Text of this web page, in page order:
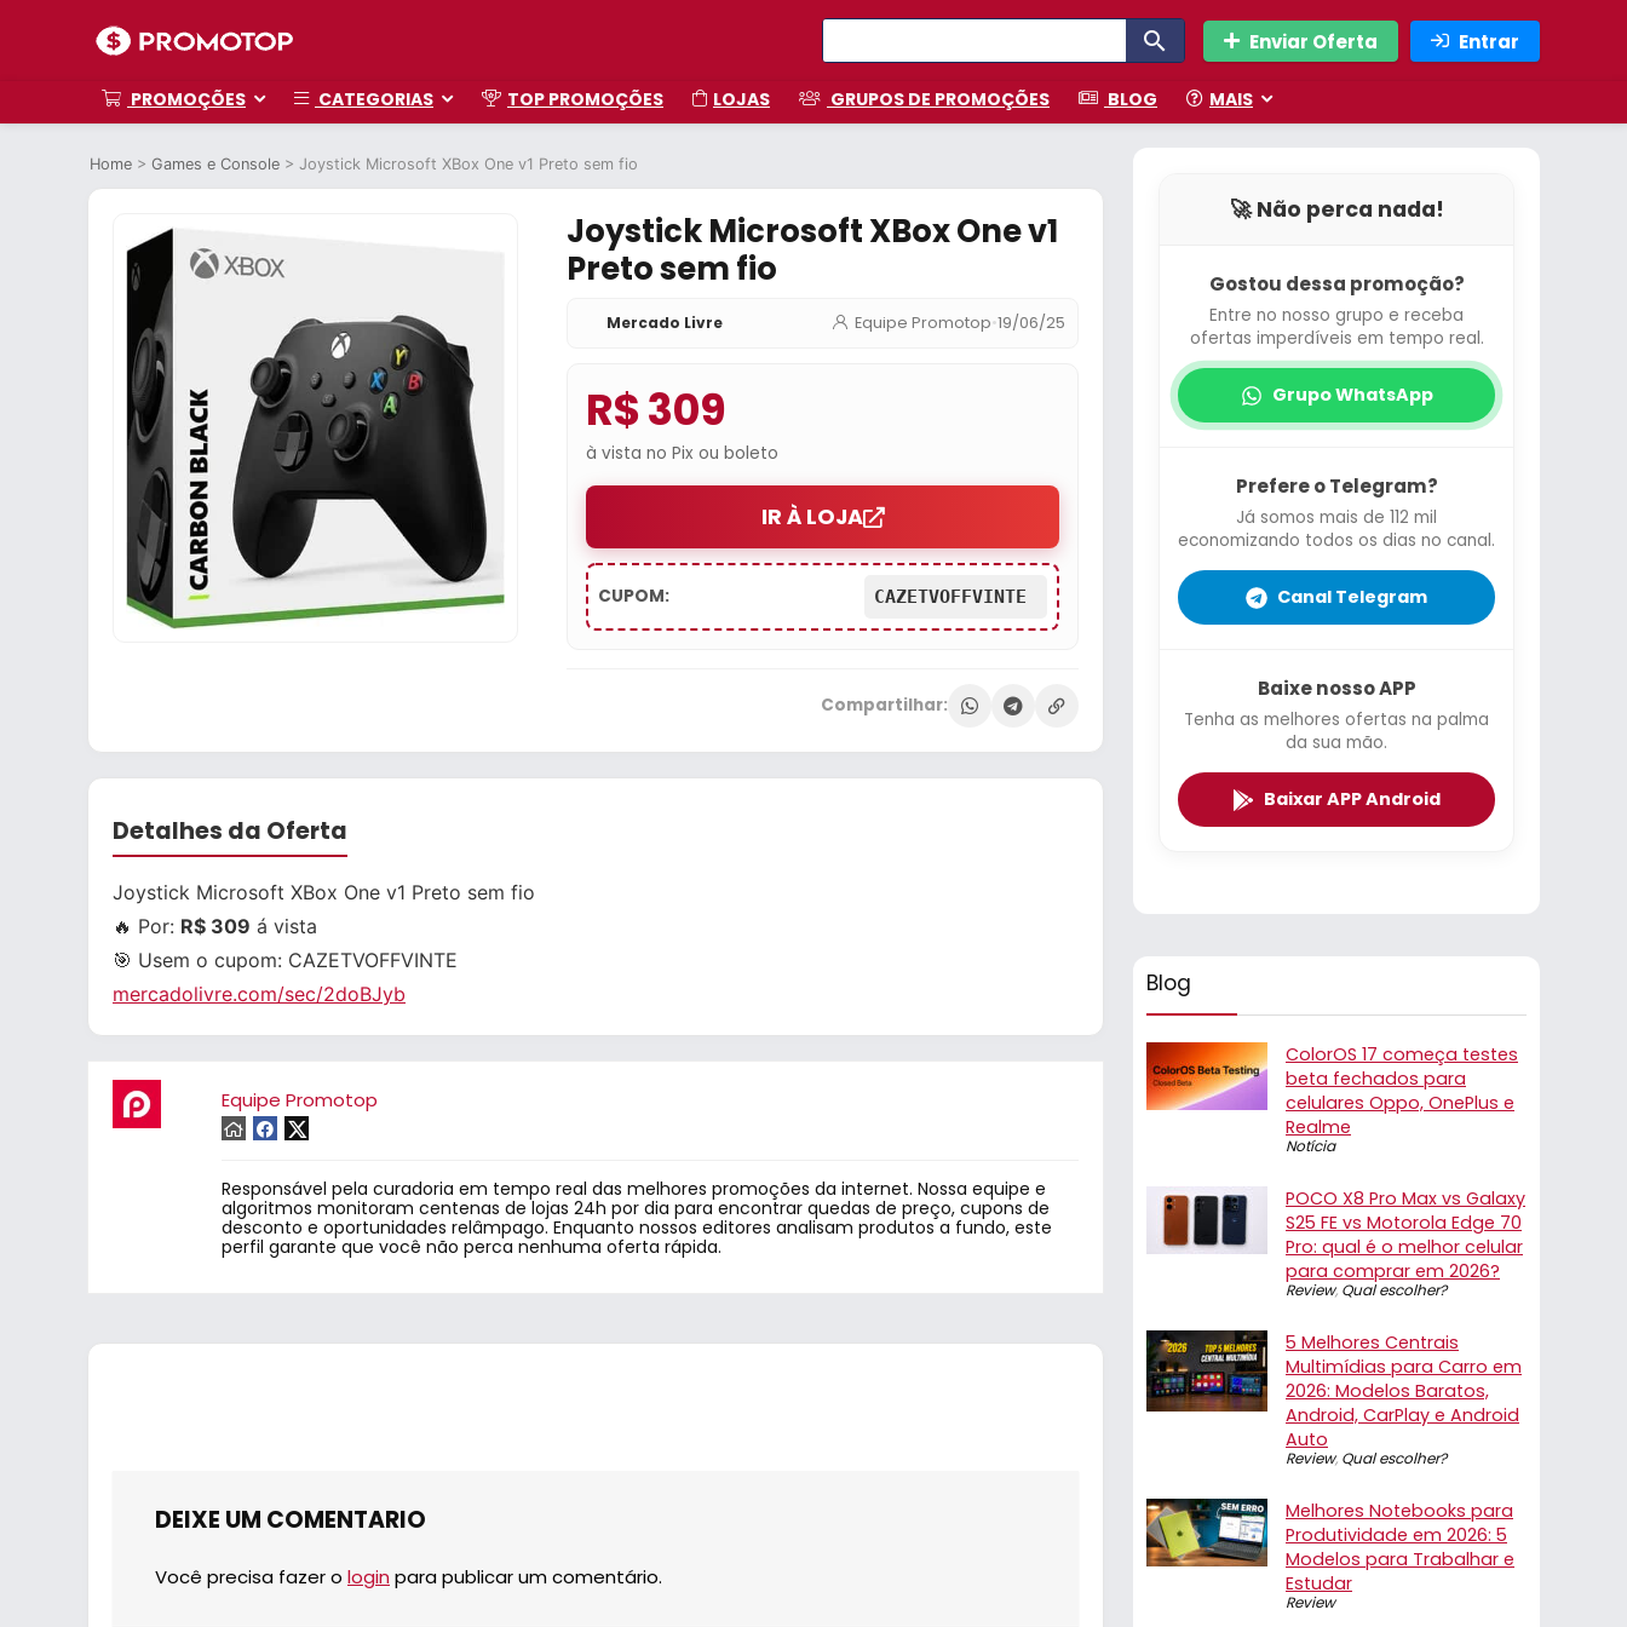
Enviar Oferta Entrar
PROMOÇÕES CATEGORIAS TOP PROMOÇÕES LOJAS GRUPOS DE PROMOÇÕES BLOG MAIS
Home > Games e Console > Joystick Microsoft XBox One v1 Preto sem fio
Joystick Microsoft XBox One v1
Preto sem fio
Mercado Livre Equipe Promotop•19/06/25
R$ 309
à vista no Pix ou boleto
IR À LOJA
CUPOM: CAZETVOFFVINTE
Compartilhar:
Detalhes da Oferta
Joystick Microsoft XBox One v1 Preto sem fio
🔥 Por: R$ 309 á vista
🎯 Usem o cupom: CAZETVOFFVINTE
mercadolivre.com/sec/2doBJyb
Equipe Promotop
Responsável pela curadoria em tempo real das melhores promoções da internet. Nossa equipe e
algoritmos monitoram centenas de lojas 24h por dia para encontrar quedas de preço, cupons de
desconto e oportunidades relâmpago. Enquanto nossos editores analisam produtos a fundo, este
perfil garante que você não perca nenhuma oferta rápida.
DEIXE UM COMENTARIO
Você precisa fazer o login para publicar um comentário.
🚀 Não perca nada!
Gostou dessa promoção?
Entre no nosso grupo e receba
ofertas imperdíveis em tempo real.
Grupo WhatsApp
Prefere o Telegram?
Já somos mais de 112 mil
economizando todos os dias no canal.
Canal Telegram
Baixe nosso APP
Tenha as melhores ofertas na palma
da sua mão.
Baixar APP Android
Blog
ColorOS 17 começa testes
beta fechados para
celulares Oppo, OnePlus e
Realme
Notícia
POCO X8 Pro Max vs Galaxy
S25 FE vs Motorola Edge 70
Pro: qual é o melhor celular
para comprar em 2026?
Review, Qual escolher?
5 Melhores Centrais
Multimídias para Carro em
2026: Modelos Baratos,
Android, CarPlay e Android
Auto
Review, Qual escolher?
Melhores Notebooks para
Produtividade em 2026: 5
Modelos para Trabalhar e
Estudar
Review